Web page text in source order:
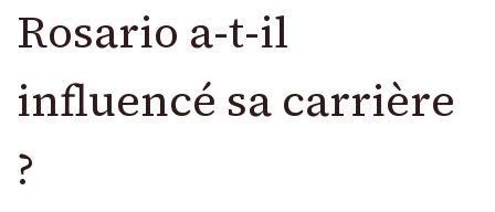
Rosario a-t-il
influencé sa carrière
?